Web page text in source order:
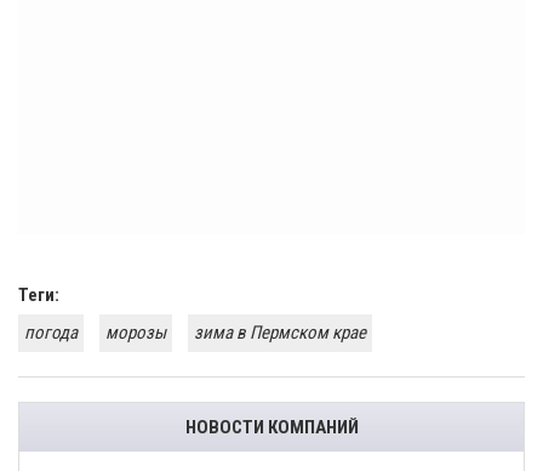
Теги:
погода
морозы зима в Пермском крае
НОВОСТИ КОМПАНИЙ